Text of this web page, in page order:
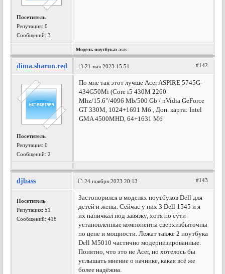
Посетитель
Репутация:0
Сообщений: 3
Модель ноутбука: asus
dima.sharun.red 21 мая 2023 15:51 #142
Посетитель
Репутация:0
Сообщений: 2
По мне так этот лучше Acer ASPIRE 5745G-
434G50Mi (Core i5 430M 2260
Mhz/15.6"/4096 Mb/500 Gb / nVidia GeForce
GT 330M, 1024+1691 Мб , Доп. карта: Intel
GMA 4500MHD, 64+1631 Мб
djbass 24 ноября 2023 20:13 #143
Посетитель
Репутация:51
Сообщений: 418
Застопорился в моделях ноутбуков Dell для
детей и жены. Сейчас у них 3 Dell 1545 и я
их напичкал под завязку, хотя по сути
установленные компоненты сверхизбыточны
по цене и мощности. Лежат также 2 ноутбука
Dell M5010 частично модернизированные.
Понятно, что это не Acer, но хотелось бы
услышать мнение о начинке, какая всё же
более надёжна.